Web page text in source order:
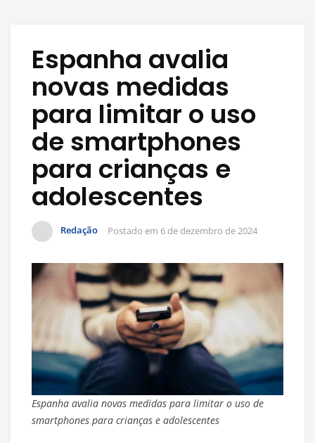
Espanha avalia
novas medidas
para limitar o uso
de smartphones
para crianças e
adolescentes
Redação Postado em 6 de dezembro de 2024
Espanha avalia novas medidas para limitar o uso de
smartphones para crianças e adolescentes